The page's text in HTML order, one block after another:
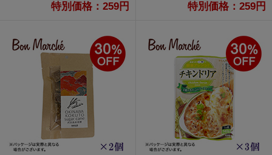
特別価格：259円 特別価格：259円